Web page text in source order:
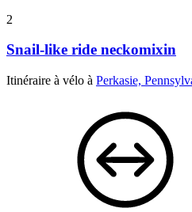
2
Snail-like ride neckomixin
Itinéraire à vélo à Perkasie,